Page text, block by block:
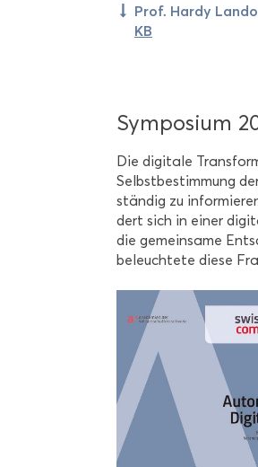
Prof. Hardy
KB
Sym­po­si­um
Die di­gi­ta­le
Selbst­be­stim­mung
stän­dig zu
dert sich in einer
die ge­mein­sa­me
be­leuch­te­te diese